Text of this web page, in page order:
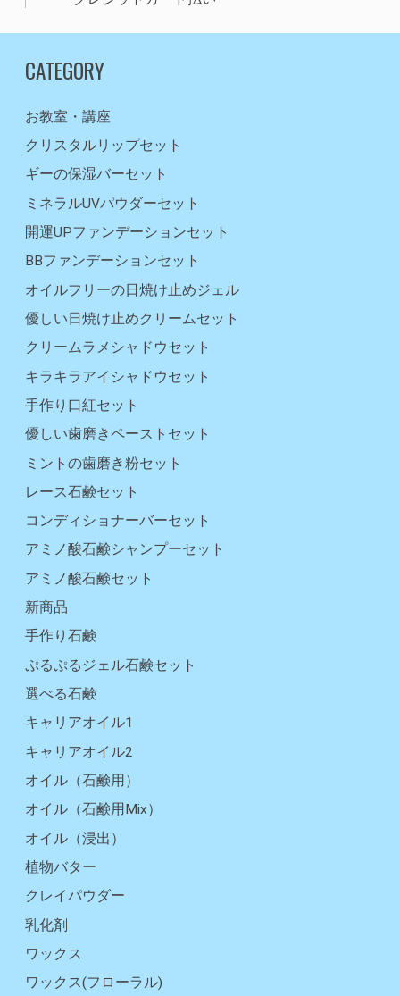
CATEGORY
お教室・講座
クリスタルリップセット
ギーの保湿バーセット
ミネラルUVパウダーセット
開運UPファンデーションセット
BBファンデーションセット
オイルフリーの日焼け止めジェル
優しい日焼け止めクリームセット
クリームラメシャドウセット
キラキラアイシャドウセット
手作り口紅セット
優しい歯磨きペーストセット
ミントの歯磨き粉セット
レース石鹸セット
コンディショナーバーセット
アミノ酸石鹸シャンプーセット
アミノ酸石鹸セット
新商品
手作り石鹸
ぷるぷるジェル石鹸セット
選べる石鹸
キャリアオイル1
キャリアオイル2
オイル（石鹸用）
オイル（石鹸用Mix）
オイル（浸出）
植物バター
クレイパウダー
乳化剤
ワックス
ワックス(フローラル)